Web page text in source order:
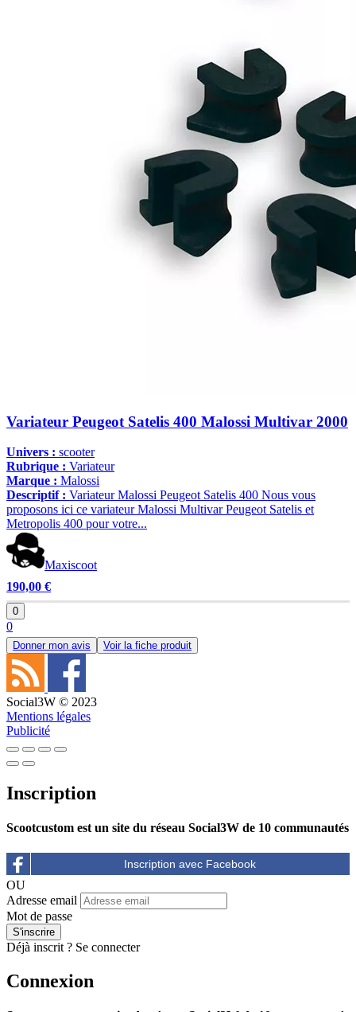
Variateur Peugeot Satelis 400 Malossi Multivar 2000
Univers : scooter
Rubrique : Variateur
Marque : Malossi
Descriptif : Variateur Malossi Peugeot Satelis 400 Nous vous
proposons ici ce variateur Malossi Multivar Peugeot Satelis et
Metropolis 400 pour votre...
Maxiscoot
190,00 €
0
0
Donner mon avis Voir la fiche produit
Social3W © 2023
Mentions légales
Publicité
Inscription
Scootcustom est un site du réseau Social3W de 10 communautés
OU
Adresse email
Mot de passe
Déjà inscrit ? Se connecter
Connexion